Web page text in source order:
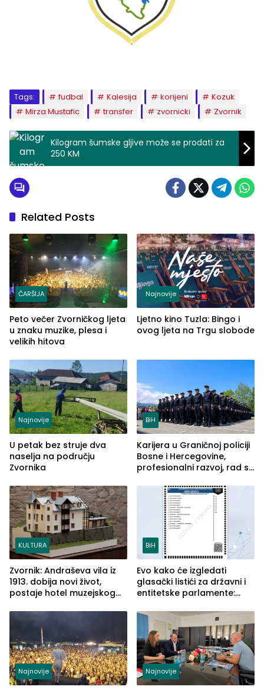
Tags: fudbal Kalesija korijeni
Kozuk
Mirza Mustafic
transfer zvornicki Zvornik
Kilogram šumske gljive može se prodati za
250 KM
Related Posts
ČARŠIJA
Peto večer Zvorničkog ljeta
u znaku muzike, plesa i
velikih hitova
Najnovije
Ljetno kino Tuzla: Bingo i
ovog ljeta na Trgu slobode
Najnovije
U petak bez struje dva
naselja na području
Zvornika
BiH
Karijera u Graničnoj policiji
Bosne i Hercegovine,
profesionalni razvoj, rad sa
služba građanima
KULTURA
Zvornik: Andraševa vila iz
1913. dobija novi život,
postaje hotel muzejskog
BiH
Evo kako će izgledati
glasački listići za državni i
entitetske parlamente:
vidljive na njima
Najnovije Najnovije